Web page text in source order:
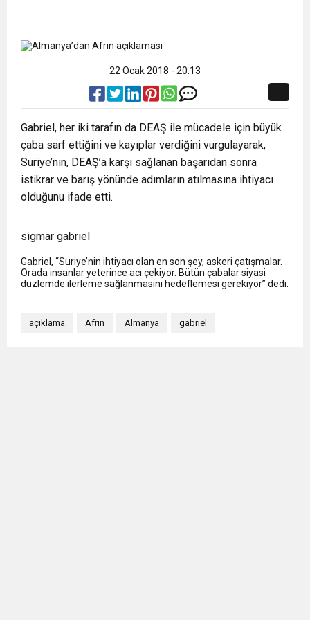
22 Ocak 2018 - 20:13
Gabriel, her iki tarafın da DEAŞ ile mücadele için büyük
çaba sarf ettiğini ve kayıplar verdiğini vurgulayarak,
Suriye’nin, DEAŞ’a karşı sağlanan başarıdan sonra
istikrar ve barış yönünde adımların atılmasına ihtiyacı
olduğunu ifade etti.
sigmar gabriel
Gabriel, “Suriye’nin ihtiyacı olan en son şey, askeri çatışmalar.
Orada insanlar yeterince acı çekiyor. Bütün çabalar siyasi
düzlemde ilerleme sağlanmasını hedeflemesi gerekiyor” dedi.
açıklama Afrin Almanya gabriel